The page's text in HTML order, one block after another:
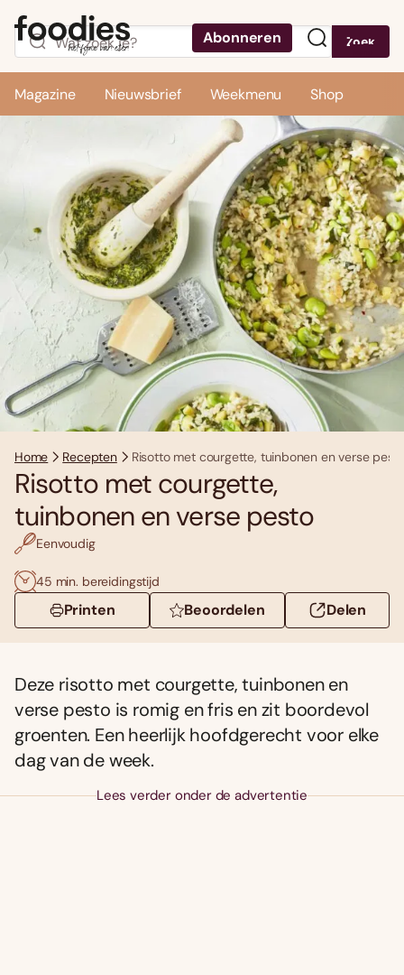
Abonneren Zoek
Magazine Nieuwsbrief Weekmenu Shop
Home Recepten Risotto met courgette, tuinbonen en verse
Risotto met courgette,
tuinbonen en verse pesto
Eenvoudig
45 min. bereidingstijd
Printen Beoordelen Delen
Deze risotto met courgette, tuinbonen en
verse pesto is romig en fris en zit boordevol
groenten. Een heerlijk hoofdgerecht voor elke
dag van de week.
Lees verder onder de advertentie